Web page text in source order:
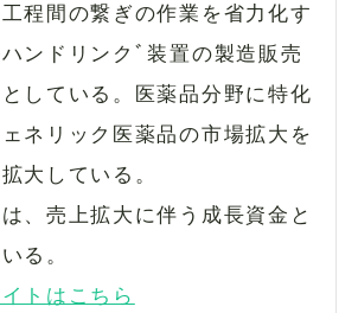
程間の繋ぎの作業を省力化す
ンドリンクﾞ装置の製造販売
している。医薬品分野に特化
ネリック医薬品の市場拡大を
大している。
、売上拡大に伴う成長資金と
る。
トはこちら